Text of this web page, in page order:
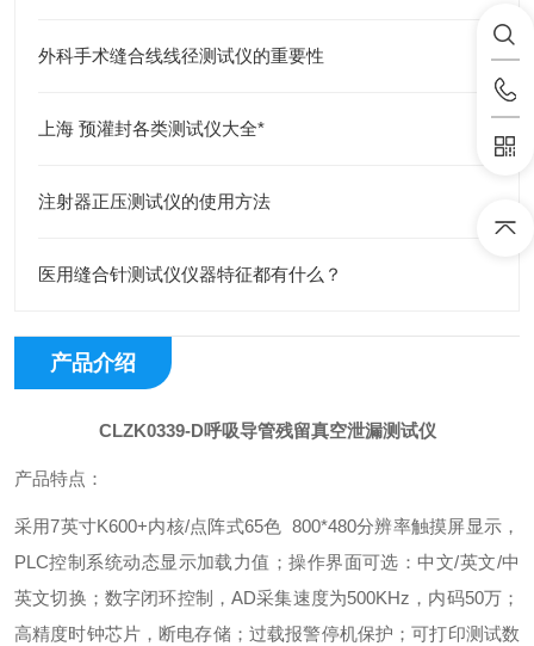
外科手术缝合线线径测试仪的重要性
上海 预灌封各类测试仪大全*
注射器正压测试仪的使用方法
医用缝合针测试仪仪器特征都有什么？
产品介绍
CLZK0339-D呼吸导管残留真空泄漏测试仪
产品特点：
采用7英寸K600+内核/点阵式65色 800*480分辨率触摸屏显示，
PLC控制系统动态显示加载力值；操作界面可选：中文/英文/中
英文切换；数字闭环控制，AD采集速度为500KHz，内码50万；
高精度时钟芯片，断电存储；过载报警停机保护；可打印测试数